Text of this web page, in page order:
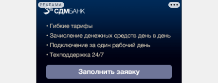
РЕКЛАМА